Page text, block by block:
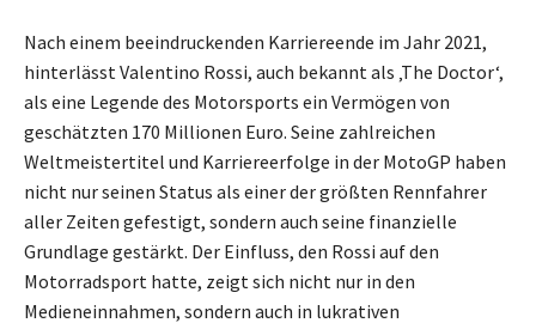
Nach einem beeindruckenden Karriereende im Jahr 2021,
hinterlässt Valentino Rossi, auch bekannt als ‚The Doctor‘,
als eine Legende des Motorsports ein Vermögen von
geschätzten 170 Millionen Euro. Seine zahlreichen
Weltmeistertitel und Karriereerfolge in der MotoGP haben
nicht nur seinen Status als einer der größten Rennfahrer
aller Zeiten gefestigt, sondern auch seine finanzielle
Grundlage gestärkt. Der Einfluss, den Rossi auf den
Motorradsport hatte, zeigt sich nicht nur in den
Medieneinnahmen, sondern auch in lukrativen